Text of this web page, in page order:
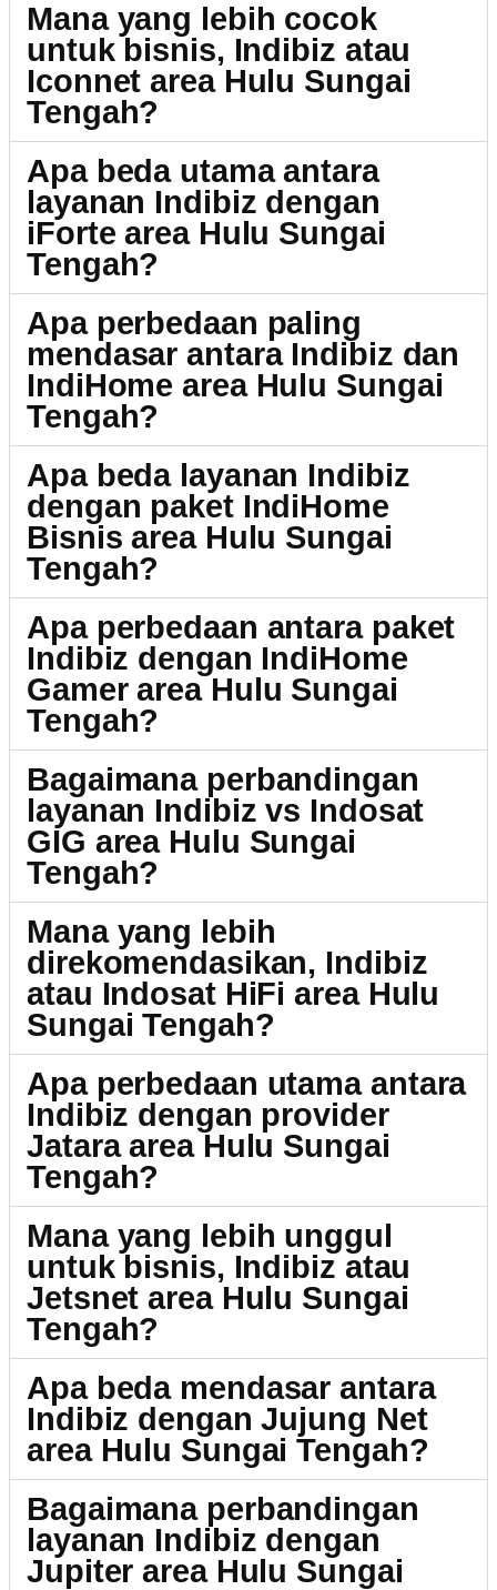
Mana yang lebih cocok
untuk bisnis, Indibiz atau
Iconnet area Hulu Sungai
Tengah?
Apa beda utama antara
layanan Indibiz dengan
iForte area Hulu Sungai
Tengah?
Apa perbedaan paling
mendasar antara Indibiz dan
IndiHome area Hulu Sungai
Tengah?
Apa beda layanan Indibiz
dengan paket IndiHome
Bisnis area Hulu Sungai
Tengah?
Apa perbedaan antara paket
Indibiz dengan IndiHome
Gamer area Hulu Sungai
Tengah?
Bagaimana perbandingan
layanan Indibiz vs Indosat
GIG area Hulu Sungai
Tengah?
Mana yang lebih
direkomendasikan, Indibiz
atau Indosat HiFi area Hulu
Sungai Tengah?
Apa perbedaan utama antara
Indibiz dengan provider
Jatara area Hulu Sungai
Tengah?
Mana yang lebih unggul
untuk bisnis, Indibiz atau
Jetsnet area Hulu Sungai
Tengah?
Apa beda mendasar antara
Indibiz dengan Jujung Net
area Hulu Sungai Tengah?
Bagaimana perbandingan
layanan Indibiz dengan
Jupiter area Hulu Sungai